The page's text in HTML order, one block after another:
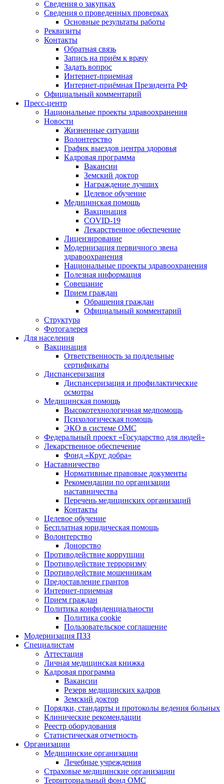
Сведения о закупках
Сведения о проведенных проверках
Основные результаты работы
Реквизиты
Контакты
Обратная связь
Запись на приём к врачу
Задать вопрос
Интернет-приемная
Интернет-приёмная Президента РФ
Официальный комментарий
Пресс-центр
Национальные проекты здравоохранения
Новости
Жизненные ситуации
Волонтерство
График выездов центра здоровья
Кадровая программа
Вакансии
Земский доктор
Награждение лучших
Целевое обучение
Медицинская помощь
Вакцинация
COVID-19
Лекарственное обеспечение
Лицензирование
Модернизация первичного звена
здравоохранения
Национальные проекты здравоохранения
Полезная информация
Совещание
Прием граждан
Обращения граждан
Официальный комментарий
Структура
Фотогалерея
Для населения
Вакцинация
Ответственность за поддельные
сертификаты
Диспансеризация
Диспансеризация и профилактические
осмотры
Медицинская помощь
Высокотехнологичная медпомощь
Психологическая помощь
ЭКО в системе ОМС
Федеральный проект «Государство для людей»
Лекарственное обеспечение
Фонд «Круг добра»
Наставничество
Нормативные правовые документы
Рекомендации по организации
наставничества
Перечень медицинских организаций
Контакты
Целевое обучение
Бесплатная юридическая помощь
Волонтерство
Донорство
Противодействие коррупции
Противодействие терроризму
Противодействие мошенникам
Предоставление грантов
Интернет-приемная
Прием граждан
Политика конфиденциальности
Политика cookie
Пользовательское соглашение
Модернизация ПЗЗ
Специалистам
Аттестация
Личная медицинская книжка
Кадровая программа
Вакансии
Резерв медицинских кадров
Земский доктор
Порядки, стандарты и протоколы ведения больных
Клинические рекомендации
Реестр оборудования
Статистическая отчетность
Организации
Медицинские организации
Лечебные учреждения
Страховые медицинские организации
Территориальный фонд ОМС